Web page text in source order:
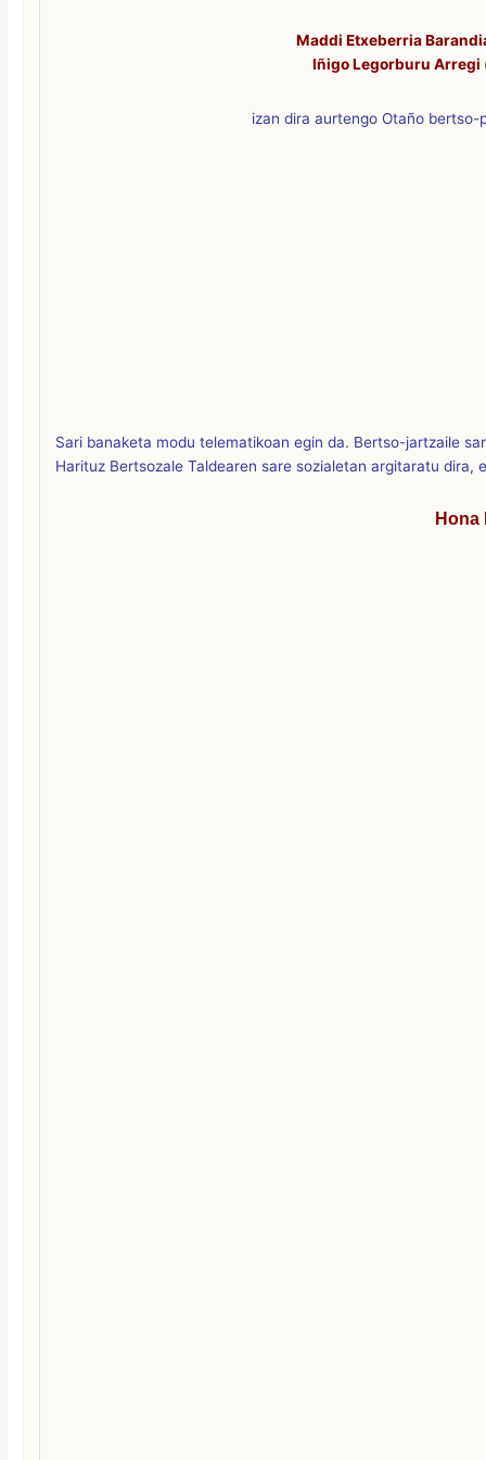
Maddi Etxeberria
Iñigo Legorburu Arregi
izan dira aurtengo Otaño
Sari banaketa modu telematikoan egin da. Bertso-jartzaile
Harituz Bertsozale Taldearen sare sozialetan argitaratu dira,
Hona